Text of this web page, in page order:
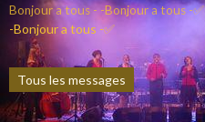
Bonjour a tous - -Bonjour a tous -✅
-Bonjour a tous -✅
Tous les messages